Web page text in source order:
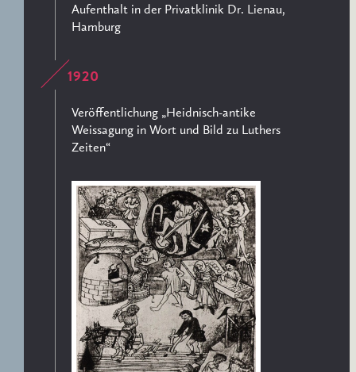
Aufenthalt in der Privatklinik Dr. Lienau,
Hamburg
1920
Veröffentlichung „Heidnisch-antike
Weissagung in Wort und Bild zu Luthers
Zeiten“